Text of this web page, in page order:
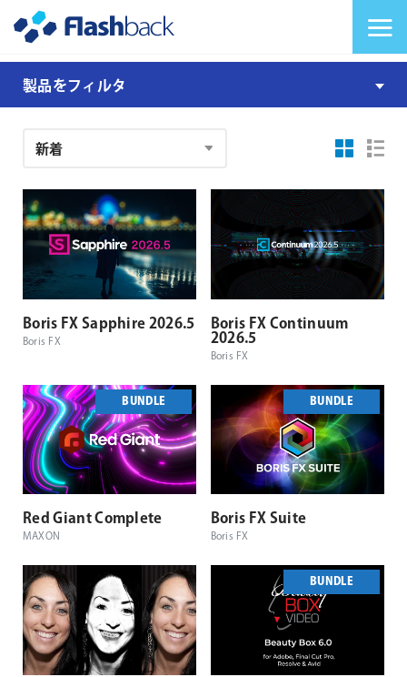
製
品
製品をフィルタ
注
文
果
Boris FX Sapphire 2026.5
Boris FX
Boris FX Continuum
2026.5
Boris FX
BUNDLE
Red Giant Complete
MAXON
BUNDLE
Boris FX Suite
Boris FX
BUNDLE